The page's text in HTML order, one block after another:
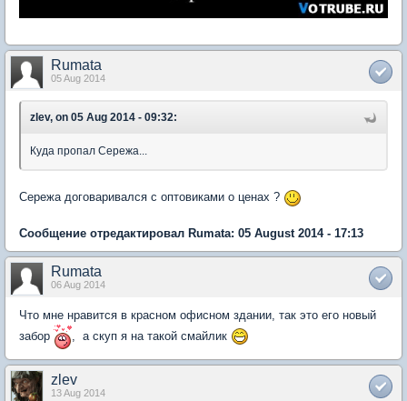
Rumata
05 Aug 2014
zlev, on 05 Aug 2014 - 09:32:
Куда пропал Сережа...
Сережа договаривался с оптовиками о ценах ?
Сообщение отредактировал Rumata: 05 August 2014 - 17:13
Rumata
06 Aug 2014
Что мне нравится в красном офисном здании, так это его новый
забор
, а скуп я на такой смайлик
zlev
13 Aug 2014